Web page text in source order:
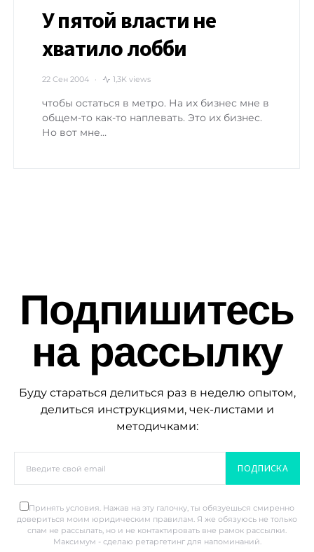
У пятой власти не
хватило лобби
22 Сен 2004 1,3K views
чтобы остаться в метро. На их бизнес мне в
общем-то как-то наплевать. Это их бизнес.
Но вот мне…
Подпишитесь
на рассылку
Буду стараться делиться раз в неделю опытом,
делиться инструкциями, чек-листами и
методичками:
ПОДПИСКА
Принять условия. Нажав на эту галочку, ты обязуешься смиренно
довериться моим юридическим правилам. Я же обязуюсь не только
спам не рассылать, но и не контактировать вне рамок рассылки.
Максимум - сделаю ретаргетинг для напоминаний.